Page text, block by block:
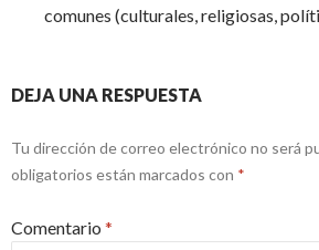
comunes (culturales, religiosas,
DEJA UNA RESPUESTA
Tu dirección de correo electrónico no será
obligatorios están marcados con *
Comentario *